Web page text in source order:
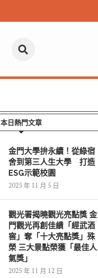
本日熱門文章
金門大學拚永續！從綠宿
舍到第三人生大學 打造
ESG示範校園
2025 年 11 月 5 日
觀光署揭曉觀光亮點獎 金
門觀光再創佳績「經武酒
窖」奪「十大亮點獎」殊
榮 三大景點榮獲「最佳人
氣獎」
2025 年 11 月 12 日